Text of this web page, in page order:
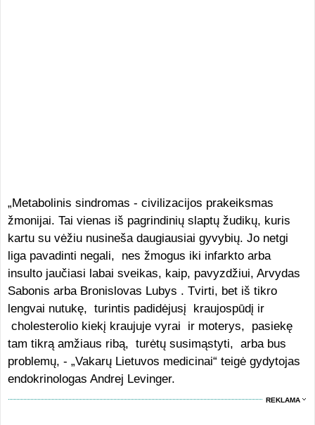
„Metabolinis sindromas - civilizacijos prakeiksmas
žmonijai. Tai vienas iš pagrindinių slaptų žudikų, kuris
kartu su vėžiu nusineša daugiausiai gyvybių. Jo netgi
liga pavadinti negali, nes žmogus iki infarkto arba
insulto jaučiasi labai sveikas, kaip, pavyzdžiui, Arvydas
Sabonis arba Bronislovas Lubys . Tvirti, bet iš tikro
lengvai nutukę, turintis padidėjusį kraujospūdį ir
cholesterolio kiekį kraujuje vyrai ir moterys, pasiekę
tam tikrą amžiaus ribą, turėtų susimąstyti, arba bus
problemų, - „Vakarų Lietuvos medicinai“ teigė gydytojas
endokrinologas Andrej Levinger.
REKLAMA